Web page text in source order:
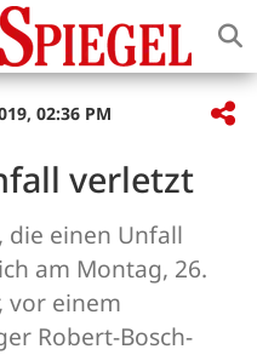
02:36 PM
verletzt
die einen Unfall
am Montag, 26.
vor einem
Robert-Bosch-